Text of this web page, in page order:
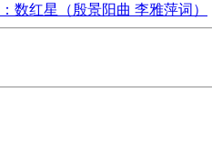
数红星（殷景阳曲 李雅萍词）